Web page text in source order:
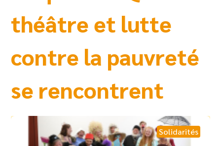
théâtre et lutte
contre la pauvreté
se rencontrent
Solidarités